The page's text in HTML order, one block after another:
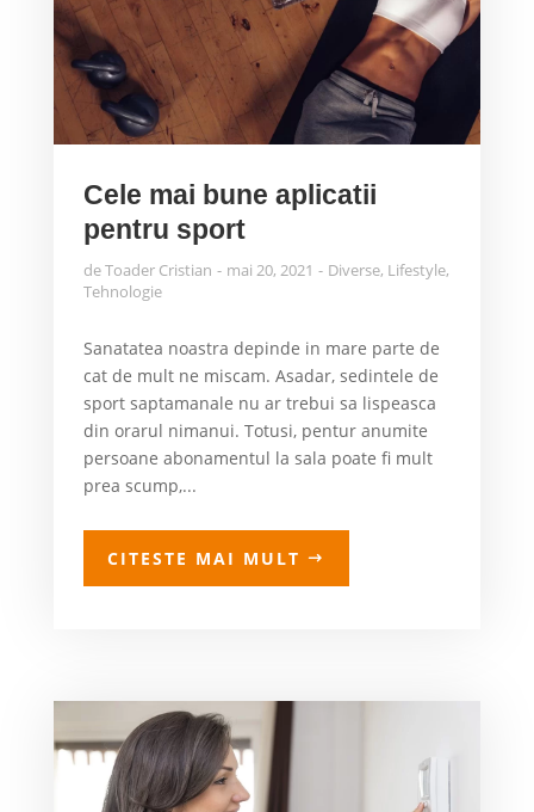
Cele mai bune aplicatii
pentru sport
deToader Cristian mai 20, 2021 Diverse, Lifestyle,
Tehnologie
Sanatatea noastra depinde in mare parte de
cat de mult ne miscam. Asadar, sedintele de
sport saptamanale nu ar trebui sa lispeasca
din orarul nimanui. Totusi, pentur anumite
persoane abonamentul la sala poate fi mult
prea scump,...
CITESTE MAI MULT